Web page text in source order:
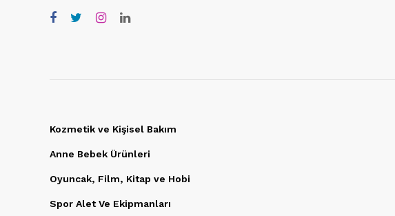
Kozmetik ve Kişisel Bakım
Anne Bebek Ürünleri
Oyuncak, Film, Kitap ve Hobi
Spor Alet Ve Ekipmanları